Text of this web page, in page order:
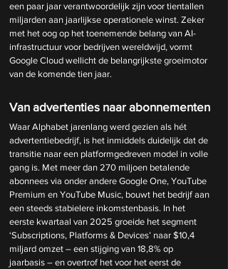
een paar jaar verantwoordelijk zijn voor tientallen
miljarden aan jaarlijkse operationele winst. Zeker
met het oog op het toenemende belang van AI-
infrastructuur voor bedrijven wereldwijd, vormt
Google Cloud wellicht de belangrijkste groeimotor
van de komende tien jaar.
Van advertenties naar abonnementen
Waar Alphabet jarenlang werd gezien als hét
advertentiebedrijf, is het inmiddels duidelijk dat de
transitie naar een platformgedreven model in volle
gang is. Met meer dan 270 miljoen betalende
abonnees via onder andere Google One, YouTube
Premium en YouTube Music, bouwt het bedrijf aan
een steeds stabielere inkomstenbasis. In het
eerste kwartaal van 2025 groeide het segment
‘Subscriptions, Platforms & Devices’ naar $10,4
miljard omzet – een stijging van 18,8% op
jaarbasis – en overtrof het voor het eerst de